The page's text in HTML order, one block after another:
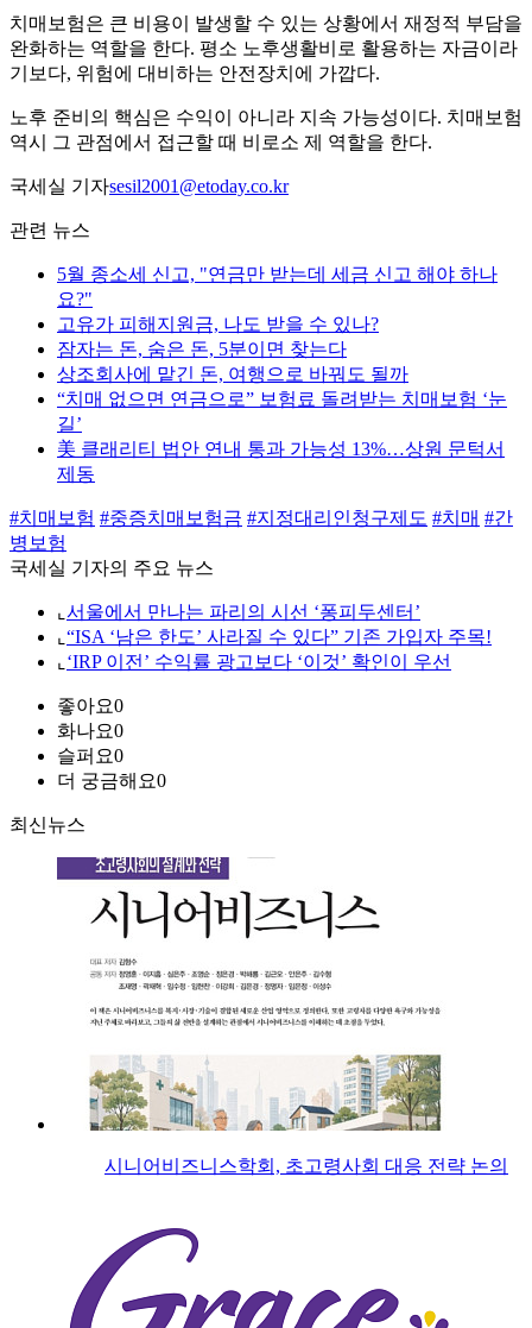
치매보험은 큰 비용이 발생할 수 있는 상황에서 재정적 부담을
완화하는 역할을 한다. 평소 노후생활비로 활용하는 자금이라
기보다, 위험에 대비하는 안전장치에 가깝다.
노후 준비의 핵심은 수익이 아니라 지속 가능성이다. 치매보험
역시 그 관점에서 접근할 때 비로소 제 역할을 한다.
국세실 기자sesil2001@etoday.co.kr
관련 뉴스
5월 종소세 신고, "연금만 받는데 세금 신고 해야 하나
요?"
고유가 피해지원금, 나도 받을 수 있나?
잠자는 돈, 숨은 돈, 5분이면 찾는다
상조회사에 맡긴 돈, 여행으로 바꿔도 될까
“치매 없으면 연금으로” 보험료 돌려받는 치매보험 ‘눈
길’
美 클래리티 법안 연내 통과 가능성 13%…상원 문턱서
제동
#치매보험 #중증치매보험금 #지정대리인청구제도 #치매 #간
병보험
국세실 기자의 주요 뉴스
⌞ 서울에서 만나는 파리의 시선 ‘퐁피두센터’
⌞ “ISA ‘남은 한도’ 사라질 수 있다” 기존 가입자 주목!
⌞ ‘IRP 이전’ 수익률 광고보다 ‘이것’ 확인이 우선
좋아요0
화나요0
슬퍼요0
더 궁금해요0
최신뉴스
시니어비즈니스학회, 초고령사회 대응 전략 논의